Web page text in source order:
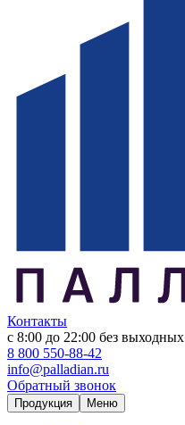
Контакты
с 8:00 до 22:00 без выходных
8 800 550-88-42
info@palladian.ru
Обратный звонок
Продукция Меню